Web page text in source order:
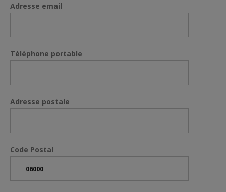
Adresse email
Téléphone portable
Adresse postale
Code Postal